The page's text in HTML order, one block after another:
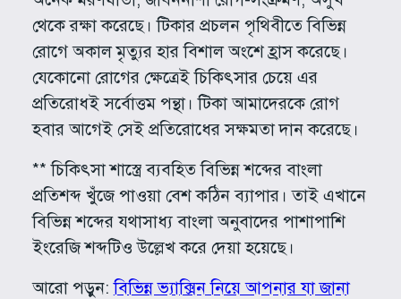
থেকে রক্ষা করেছে। টিকার প্রচলন পৃথিবীতে বিভিন্ন
রোগে অকাল মৃত্যুর হার বিশাল অংশে হ্রাস করেছে।
যেকোনো রোগের ক্ষেত্রেই চিকিৎসার চেয়ে এর
প্রতিরোধই সর্বোত্তম পন্থা। টিকা আমাদেরকে রোগ
হবার আগেই সেই প্রতিরোধের সক্ষমতা দান করেছে।
** চিকিৎসা শাস্ত্রে ব্যবহিত বিভিন্ন শব্দের বাংলা
প্রতিশব্দ খুঁজে পাওয়া বেশ কঠিন ব্যাপার। তাই এখানে
বিভিন্ন শব্দের যথাসাধ্য বাংলা অনুবাদের পাশাপাশি
ইংরেজি শব্দটিও উল্লেখ করে দেয়া হয়েছে।
আরো পড়ুন:বিভিন্ন ভ্যাক্সিন নিয়ে আপনার যা জানা